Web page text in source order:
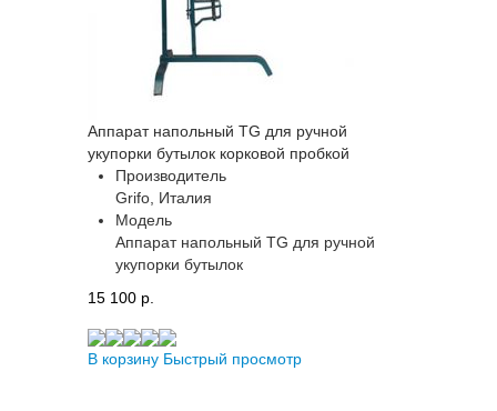
Аппарат напольный TG для ручной
укупорки бутылок корковой пробкой
Производитель
Grifo, Италия
Модель
Аппарат напольный TG для ручной
укупорки бутылок
15 100 p.
В корзину Быстрый просмотр